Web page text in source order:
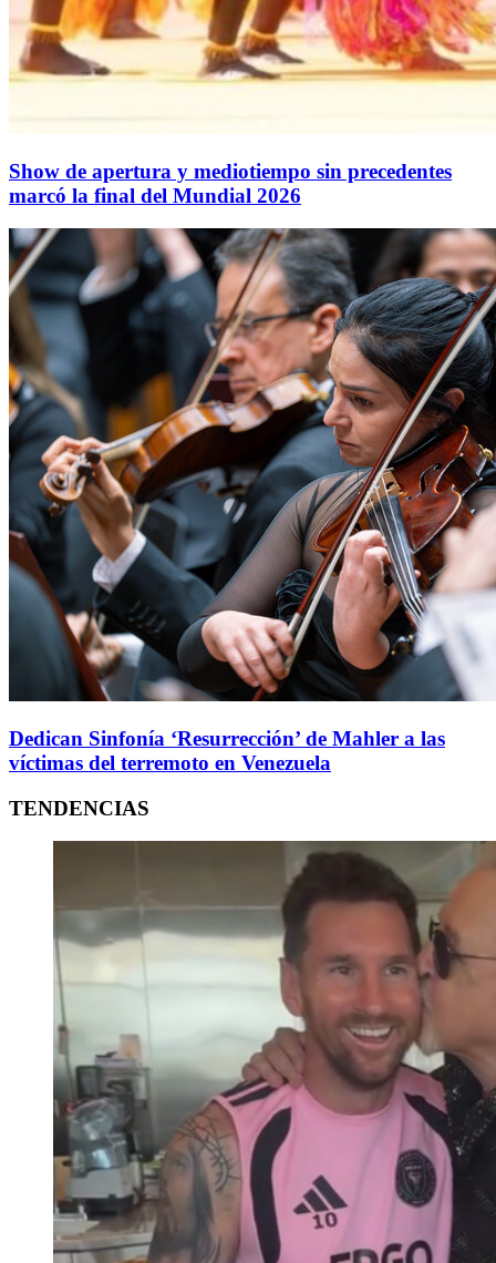
Show de apertura y mediotiempo sin precedentes
marcó la final del Mundial 2026
Dedican Sinfonía ‘Resurrección’ de Mahler a las
víctimas del terremoto en Venezuela
TENDENCIAS